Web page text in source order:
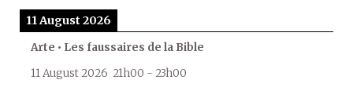
11 August 2026
Arte • Les faussaires de la Bible
11 August 2026 21h00 - 23h00